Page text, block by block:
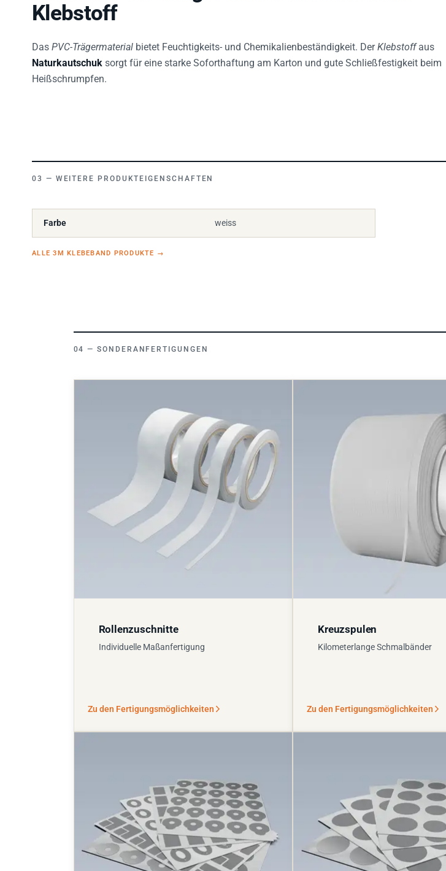
Klebstoff
Das PVC-Trägermaterial bietet Feuchtigkeits- und Chemikalienbeständigkeit. Der Klebstoffaus
Naturkautschuk sorgt für eine starke Soforthaftung am Karton und gute Schließfestigkeit beim
Heißschrumpfen.
WEITERE PRODUKTEIGENSCHAFTEN
Farbe weiss
SONDERANFERTIGUNGEN
Rollenzuschnitte
Individuelle Maßanfertigung
Zu den Fertigungsmöglichkeiten
Kreuzspulen
Kilometerlange Schmalbänder
Zu den Fertigungsmöglichkeiten